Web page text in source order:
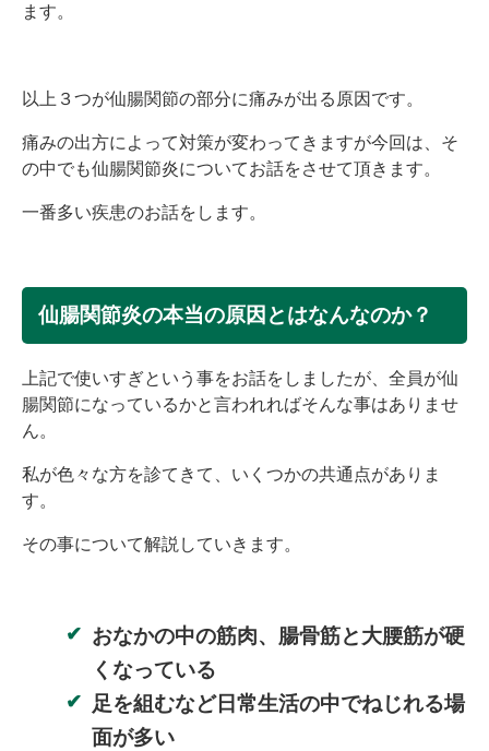
ます。
以上３つが仙腸関節の部分に痛みが出る原因です。
痛みの出方によって対策が変わってきますが今回は、そ
の中でも仙腸関節炎についてお話をさせて頂きます。
一番多い疾患のお話をします。
仙腸関節炎の本当の原因とはなんなのか？
上記で使いすぎという事をお話をしましたが、全員が仙
腸関節になっているかと言われればそんな事はありませ
ん。
私が色々な方を診てきて、いくつかの共通点がありま
す。
その事について解説していきます。
おなかの中の筋肉、腸骨筋と大腰筋が硬
くなっている
足を組むなど日常生活の中でねじれる場
面が多い